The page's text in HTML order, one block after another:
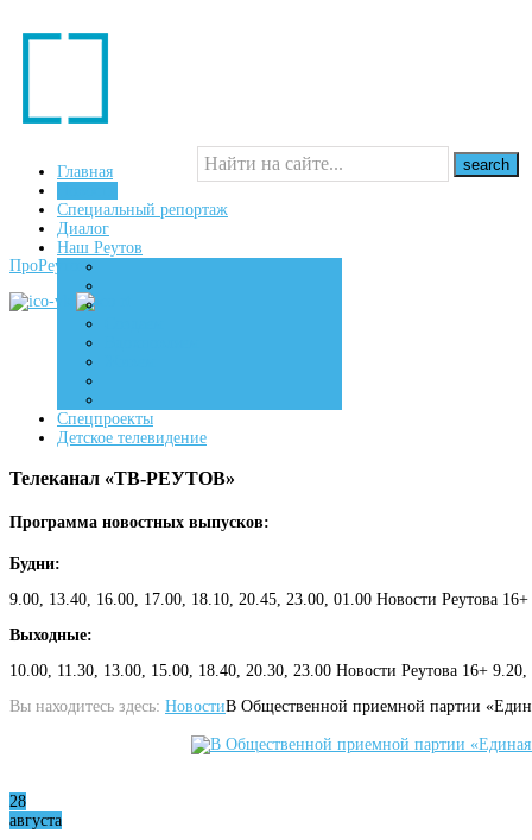
16+
ПроРеутов
Главная
Специальный репортаж
Диалог
Наш Реутов
Спецпроекты
Детское телевидение
Телеканал «ТВ-РЕУТОВ»
Программа новостных выпусков:
Будни:
9.00, 13.40, 16.00, 17.00, 18.10, 20.45, 23.00, 01.00 Новости Реутова
Выходные:
10.00, 11.30, 13.00, 15.00, 18.40, 20.30, 23.00 Новости Реутова 16+
Вы находитесь здесь: НовостиВ Общественной приемной партии
28
августа